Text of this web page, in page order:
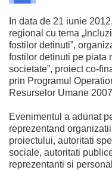
In data de 21 iunie
regional cu tema
fostilor detinuti”,
fostilor detinuti pe piata
societate”, proiect co-
prin Programul
Resurselor Umane
Evenimentul a adunat
reprezentand
proiectului, autoritati
sociale, autoritati
reprezentanti si